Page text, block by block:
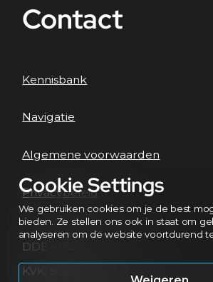
Contact
DDE - Video Agency
KVK: 80467172
Kennisbank
Navigatie
Algemene voorwaarden
Privacybeleid
Cookie Settings
We gebruiken cookies om je de best
bieden. Ze stellen ons ook in staat om
analyseren om de website voortdurend